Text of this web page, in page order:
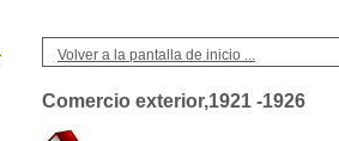
Volver a la pantalla de inicio ...
Comercio exterior,1921 -1926